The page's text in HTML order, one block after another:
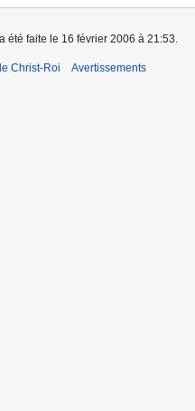
été faite le 16 février 2006 à 21:53.
Christ-Roi Avertissements